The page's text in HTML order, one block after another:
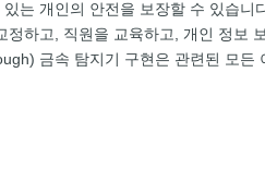
는 개인의 안전을 보장할 수 있습
하고, 직원을 교육하고, 개인 정보
금속 탐지기 구현은 관련된 모